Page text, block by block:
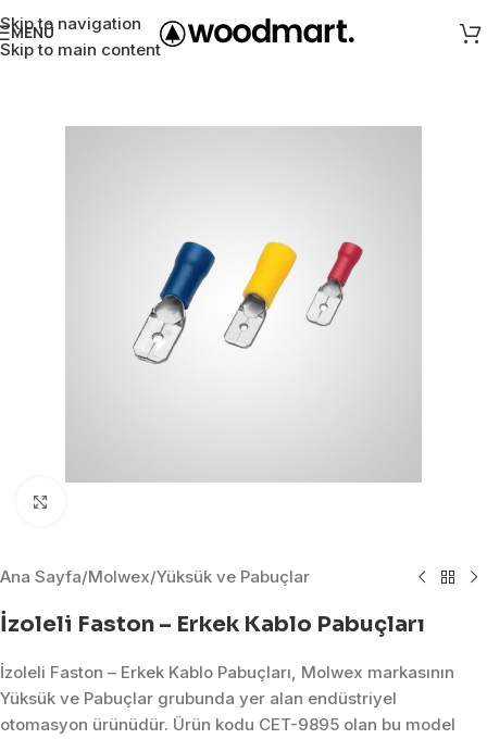
Skip to navigation
Skip to main content
MENÜ
Ana Sayfa/Molwex/Yüksük ve Pabuçlar
İzoleli Faston – Erkek Kablo Pabuçları
İzoleli Faston – Erkek Kablo Pabuçları, Molwex markasının
Yüksük ve Pabuçlar grubunda yer alan endüstriyel
otomasyon ürünüdür. Ürün kodu CET-9895 olan bu model